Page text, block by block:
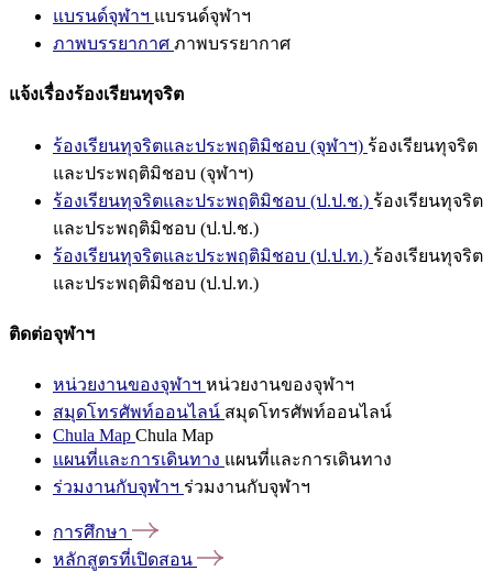
แบรนด์จุฬาฯ แบรนด์จุฬาฯ
ภาพบรรยากาศ ภาพบรรยากาศ
แจ้งเรื่องร้องเรียนทุจริต
ร้องเรียนทุจริตและประพฤติมิชอบ (จุฬาฯ) ร้องเรียนทุจริต
และประพฤติมิชอบ (จุฬาฯ)
ร้องเรียนทุจริตและประพฤติมิชอบ (ป.ป.ช.) ร้องเรียนทุจริต
และประพฤติมิชอบ (ป.ป.ช.)
ร้องเรียนทุจริตและประพฤติมิชอบ (ป.ป.ท.) ร้องเรียนทุจริต
และประพฤติมิชอบ (ป.ป.ท.)
ติดต่อจุฬาฯ
หน่วยงานของจุฬาฯ หน่วยงานของจุฬาฯ
สมุดโทรศัพท์ออนไลน์ สมุดโทรศัพท์ออนไลน์
Chula Map Chula Map
แผนที่และการเดินทาง แผนที่และการเดินทาง
ร่วมงานกับจุฬาฯ ร่วมงานกับจุฬาฯ
การศึกษา
หลักสูตรที่เปิดสอน